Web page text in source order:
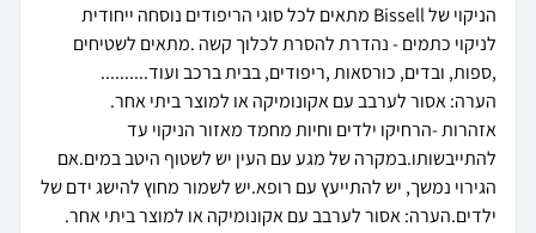
הניקוי של Bissell מתאים לכל סוגי הריפודים נוסחה ייחודית
לניקוי כתמים - נהדרת להסרת לכלוך קשה .מתאים לשטיחים
אזהרות -הרחיקו ילדים וחיות מחמד מאזור הניקוי עד
להתייבשותו.במקרה של מגע עם העין יש לשטוף היטב במים.אם
הגירוי נמשך, יש להתייעץ עם רופא.יש לשמור מחוץ להישג ידם של
ילדים.הערה: אסור לערבב עם אקונומיקה או למוצר ביתי אחר.